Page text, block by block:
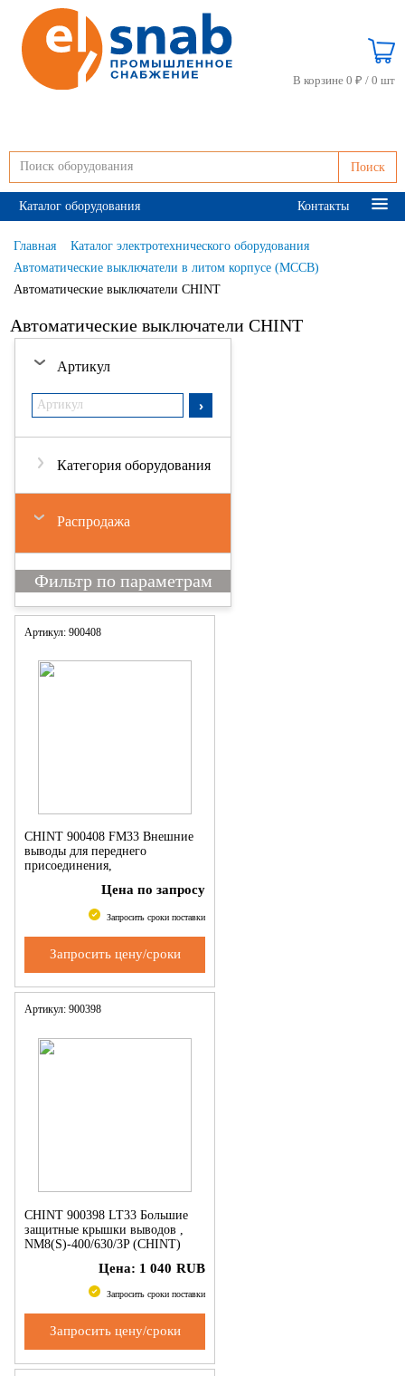
Поиск
В корзине 0 ₽ / 0 шт
Каталог оборудования Контакты
Главная
Каталог электротехнического оборудования
Автоматические выключатели в литом корпусе (MCCB)
Автоматические выключатели CHINT
Автоматические выключатели CHINT
Артикул
Категория оборудования
Распродажа
Артикул: 900408
CHINT 900408 FM33 Внешние
выводы для переднего
присоединения,
Цена по запросу
Запросить сроки поставки
Запросить цену/сроки
Артикул: 900398
CHINT 900398 LT33 Большие
защитные крышки выводов ,
NM8(S)-400/630/3P (CHINT)
Цена: 1 040 RUB
Запросить сроки поставки
Запросить цену/сроки